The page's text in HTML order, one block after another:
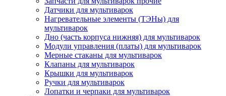
Датчики для мультиварок
Нагревательные элементы (ТЭНы) для
мультиварок
Дно (часть корпуса нижняя) для мультиварок
Модули управления (платы) для мультиварок
Мерные стаканы для мультиварок
Клапаны для мультиварок
Крышки для мультиварок
Ручки для мультиварок
Лопатки и черпаки для мультиварок